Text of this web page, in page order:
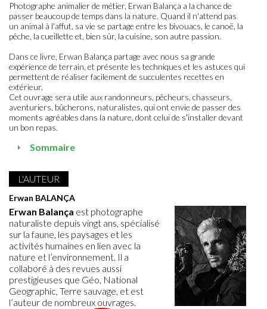
Photographe animalier de métier, Erwan Balança a la chance de
passer beaucoup de temps dans la nature. Quand il n'attend pas
un animal à l'affut, sa vie se partage entre les bivouacs, le canoë, la
pêche, la cueillette et, bien sûr, la cuisine, son autre passion.
Dans ce livre, Erwan Balança partage avec nous sa grande
expérience de terrain, et présente les techniques et les astuces qui
permettent de réaliser facilement de succulentes recettes en
extérieur.
Cet ouvrage sera utile aux randonneurs, pêcheurs, chasseurs,
aventuriers, bûcherons, naturalistes, qui ont envie de passer des
moments agréables dans la nature, dont celui de s'installer devant
un bon repas.
Sommaire
L'AUTEUR
Erwan BALANÇA
Erwan Balança est photographe
naturaliste depuis vingt ans, spécialisé
sur la faune, les paysages et les
activités humaines en lien avec la
nature et l’environnement. Il a
collaboré à des revues aussi
prestigieuses que Géo, National
Geographic, Terre sauvage, et est
l’auteur de nombreux ouvrages.